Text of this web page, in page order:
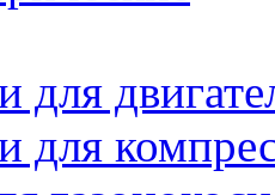
для
для